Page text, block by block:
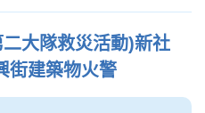
大隊救災活動)新社
街建築物火警